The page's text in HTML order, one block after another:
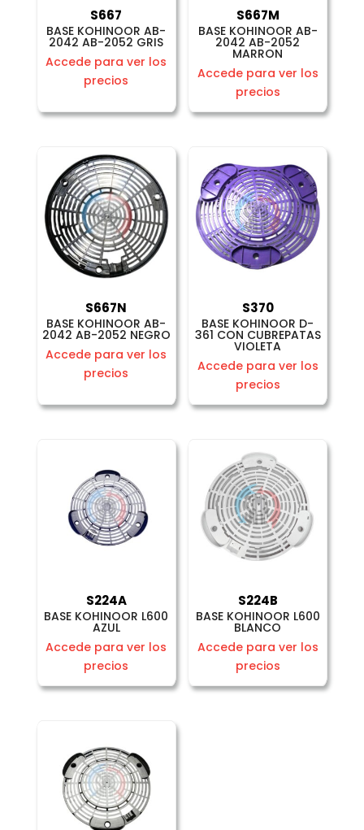
S667
BASE KOHINOOR AB-
2042 AB-2052 GRIS
Accede para ver los
precios
S667M
BASE KOHINOOR AB-
2042 AB-2052
MARRON
Accede para ver los
precios
S667N
BASE KOHINOOR AB-
2042 AB-2052 NEGRO
Accede para ver los
precios
S370
BASE KOHINOOR D-
361 CON CUBREPATAS
VIOLETA
Accede para ver los
precios
S224A
BASE KOHINOOR L600
AZUL
Accede para ver los
precios
S224B
BASE KOHINOOR L600
BLANCO
Accede para ver los
precios